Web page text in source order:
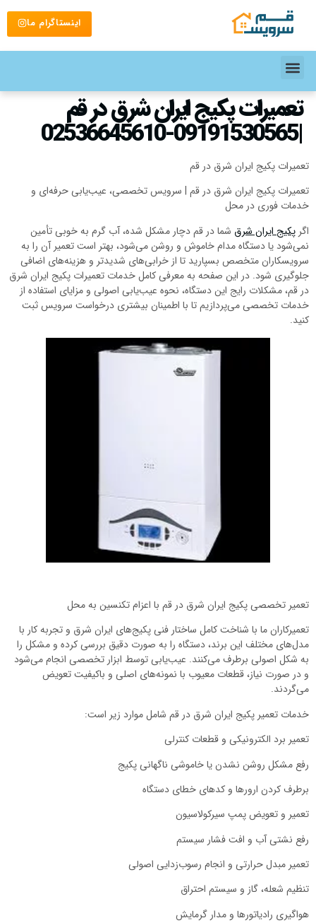
اینستاگرام ما
تعمیرات پکیج ایران شرق در قم
|09191530565-02536645610
تعمیرات پکیج ایران شرق در قم
تعمیرات پکیج ایران شرق در قم | سرویس تخصصی، عیب‌یابی حرفه‌ای و
خدمات فوری در محل
اگر پکیج ایران شرق شما در قم دچار مشکل شده، آب گرم به خوبی تأمین
نمی‌شود یا دستگاه مدام خاموش و روشن می‌شود، بهتر است تعمیر آن را به
سرویسکاران متخصص بسپارید تا از خرابی‌های شدیدتر و هزینه‌های اضافی
جلوگیری شود. در این صفحه به معرفی کامل خدمات تعمیرات پکیج ایران شرق
در قم، مشکلات رایج این دستگاه، نحوه عیب‌یابی اصولی و مزایای استفاده از
خدمات تخصصی می‌پردازیم تا با اطمینان بیشتری درخواست سرویس ثبت
کنید.
تعمیر تخصصی پکیج ایران شرق در قم با اعزام تکنسین به محل
تعمیرکاران ما با شناخت کامل ساختار فنی پکیج‌های ایران شرق و تجربه کار با
مدل‌های مختلف این برند، دستگاه را به صورت دقیق بررسی کرده و مشکل را
به شکل اصولی برطرف می‌کنند. عیب‌یابی توسط ابزار تخصصی انجام می‌شود
و در صورت نیاز، قطعات معیوب با نمونه‌های اصلی و باکیفیت تعویض
می‌گردند.
خدمات تعمیر پکیج ایران شرق در قم شامل موارد زیر است:
تعمیر برد الکترونیکی و قطعات کنترلی
رفع مشکل روشن نشدن یا خاموشی ناگهانی پکیج
برطرف کردن ارورها و کدهای خطای دستگاه
تعمیر و تعویض پمپ سیرکولاسیون
رفع نشتی آب و افت فشار سیستم
تعمیر مبدل حرارتی و انجام رسوب‌زدایی اصولی
تنظیم شعله، گاز و سیستم احتراق
هواگیری رادیاتورها و مدار گرمایش